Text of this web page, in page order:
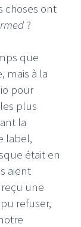
choses ont
?
que
mais à la
pour
plus
la
label,
était en
aient
une
refuser,